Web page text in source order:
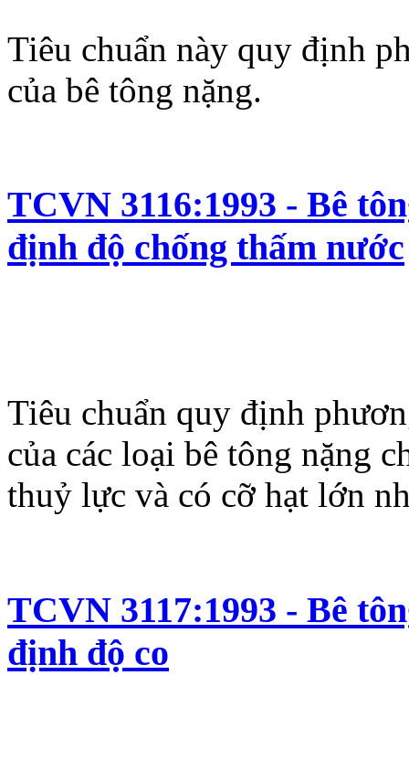
Tiêu chuẩn này quy định
của bê tông nặng.
TCVN 3116:1993 - Bê
định độ chống thấm nước
Tiêu chuẩn quy định
của các loại bê tông nặng
thuỷ lực và có cỡ hạt lớn
TCVN 3117:1993 - Bê
định độ co